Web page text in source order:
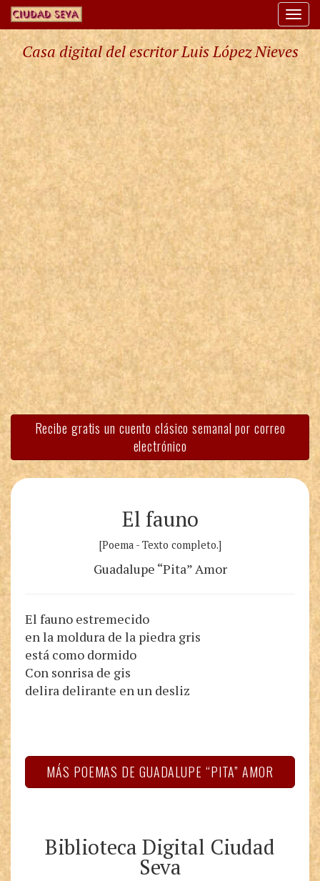
Casa digital del escritor Luis López Nieves
Recibe gratis un cuento clásico semanal por correo
electrónico
El fauno
[Poema - Texto completo.]
Guadalupe “Pita” Amor
El fauno estremecido
en la moldura de la piedra gris
está como dormido
Con sonrisa de gis
delira delirante en un desliz
MÁS POEMAS DE GUADALUPE “PITA” AMOR
Biblioteca Digital Ciudad
Seva